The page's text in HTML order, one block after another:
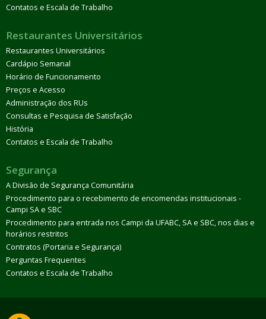
Contatos e Escala de Trabalho
Restaurantes Universitários
Restaurantes Universitários
Cardápio Semanal
Horário de Funcionamento
Preços e Acesso
Administração dos RUs
Consultas e Pesquisa de Satisfação
História
Contatos e Escala de Trabalho
Segurança
A Divisão de Segurança Comunitária
Procedimento para o recebimento de encomendas institucionais -
Campi SA e SBC
Procedimento para entrada nos Campi da UFABC, SA e SBC, nos dias e
horários restritos
Contratos (Portaria e Segurança)
Perguntas Frequentes
Contatos e Escala de Trabalho